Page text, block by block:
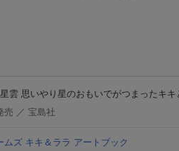
雲 思いやり星のおもいでがつまったキ
売 ／ 宝島社
ムズ キキ＆ララ アートブック